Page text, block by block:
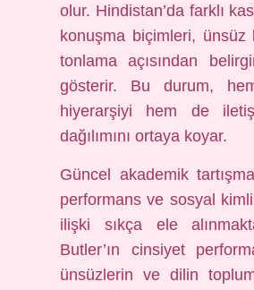
olur. Hindistan’da farklı
konuşma biçimleri, ünsüz
tonlama açısından
gösterir. Bu durum,
hiyerarşiyi hem de
dağılımını ortaya koyar.
Güncel akademik
performans ve sosyal
ilişki sıkça ele
Butler’ın cinsiyet
ünsüzlerin ve dilin